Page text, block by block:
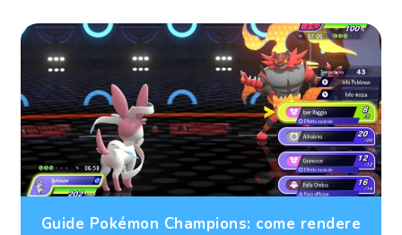
Guide Pokémon Champions: come rendere